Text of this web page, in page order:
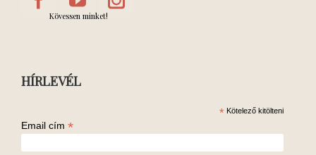
Kövessen minket!
HÍRLEVÉL
* Kötelező kitölteni
Email cím *